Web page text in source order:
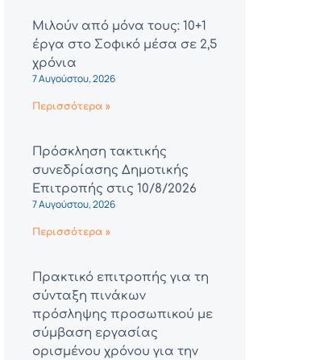
Μιλούν από μόνα τους: 10+1
έργα στο Σοφικό μέσα σε 2,5
χρόνια
7 Αυγούστου, 2026
Περισσότερα »
Πρόσκληση τακτικής
συνεδρίασης Δημοτικής
Επιτροπής στις 10/8/2026
7 Αυγούστου, 2026
Περισσότερα »
Πρακτικό επιτροπής για τη
σύνταξη πινάκων
πρόσληψης προσωπικού με
σύμβαση εργασίας
ορισμένου χρόνου για την